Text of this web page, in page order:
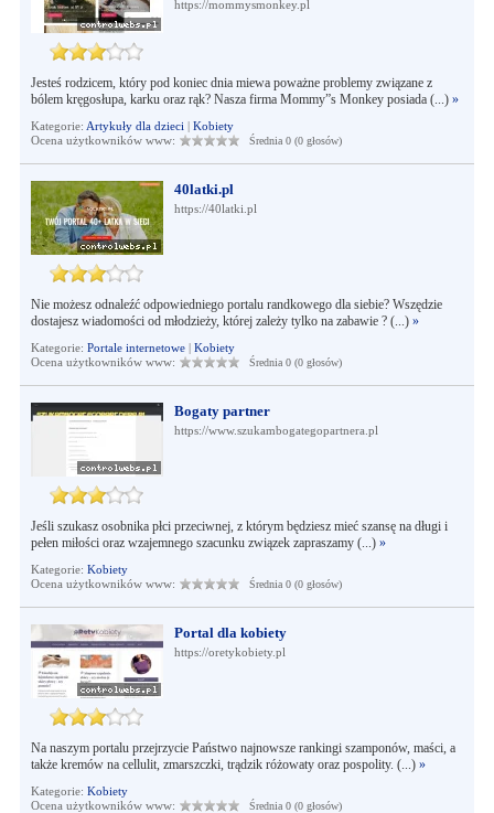
https://mommysmonkey.pl
Jesteś rodzicem, który pod koniec dnia miewa poważne problemy związane z
bólem kręgosłupa, karku oraz rąk? Nasza firma Mommy”s Monkey posiada (...) »
Kategorie: Artykuły dla dzieci | Kobiety
Ocena użytkowników www:
Średnia 0 (0 głosów)
40latki.pl
https://40latki.pl
Nie możesz odnaleźć odpowiedniego portalu randkowego dla siebie? Wszędzie
dostajesz wiadomości od młodzieży, której zależy tylko na zabawie ? (...) »
Kategorie: Portale internetowe| Kobiety
Ocena użytkowników www:
Średnia 0 (0 głosów)
Bogaty partner
https://www.szukambogategopartnera.pl
Jeśli szukasz osobnika płci przeciwnej, z którym będziesz mieć szansę na długi i
pełen miłości oraz wzajemnego szacunku związek zapraszamy (...) »
Kategorie: Kobiety
Ocena użytkowników www:
Średnia 0 (0 głosów)
Portal dla kobiety
https://oretykobiety.pl
Na naszym portalu przejrzycie Państwo najnowsze rankingi szamponów, maści, a
także kremów na cellulit, zmarszczki, trądzik różowaty oraz pospolity. (...) »
Kategorie: Kobiety
Ocena użytkowników www:
Średnia 0 (0 głosów)